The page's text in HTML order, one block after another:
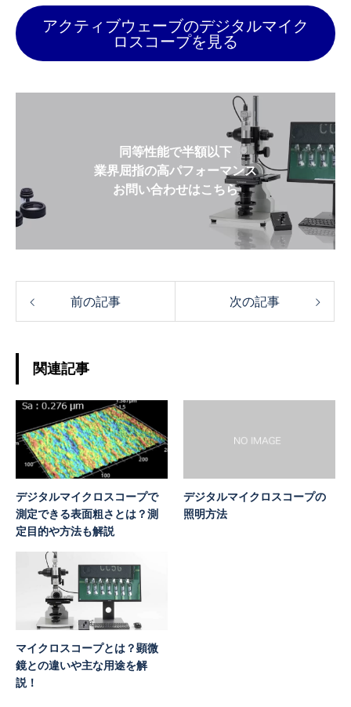
アクティブウェーブのデジタルマイク
ロスコープを見る
同等性能で半額以下
業界屈指の高パフォーマンス
お問い合わせはこちら
前の記事 次の記事
関連記事
デジタルマイクロスコープで
測定できる表面粗さとは？測
定目的や方法も解説
デジタルマイクロスコープの
照明方法
マイクロスコープとは？顕微
鏡との違いや主な用途を解
説！